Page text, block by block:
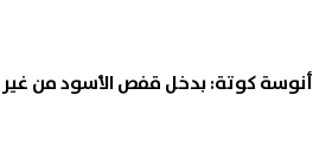
كوتة: بدخل قفص الأسود من